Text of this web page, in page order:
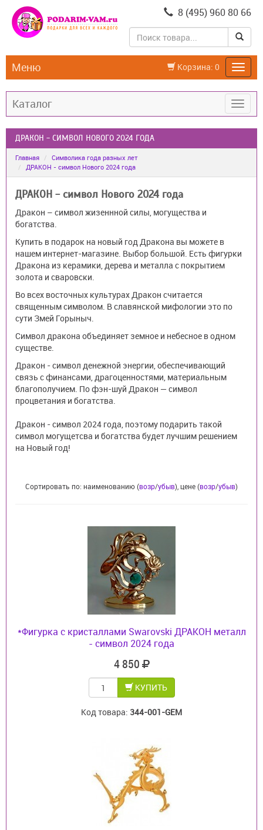
8 (495) 960 80 66
Корзина: 0
Меню
Каталог
ДРАКОН - СИМВОЛ НОВОГО 2024 ГОДА
Главная
Символика года разных лет
ДРАКОН - символ Нового 2024 года
ДРАКОН - символ Нового 2024 года
Дракон – символ жизеннной силы, могущества и
богатства.
Купить в подарок на новый год Дракона вы можете в
нашем интернет-магазине. Выбор большой. Есть фигурки
Дракона из керамики, дерева и металла с покрытием
золота и сваровски.
Во всех восточных культурах Дракон считается
священным символом. В славянской мифологии это по
сути Змей Горыныч.
Символ дракона объединяет земное и небесное в одном
существе.
Дракон - символ денежной энергии, обеспечивающий
связь с финансами, драгоценностями, материальным
благополучием. По фэн-шуй Дракон — символ
процветания и богатства.
Дракон - символ 2024 года, поэтому подарить такой
символ могущетсва и богатства будет лучшим решением
на Новый год!
Сортировать по: наименованию (возр/убыв), цене (возр/убыв)
*Фигурка с кристаллами Swarovski ДРАКОН металл
- символ 2024 года
4 850
КУПИТЬ
Код товара: 344-001-GEM